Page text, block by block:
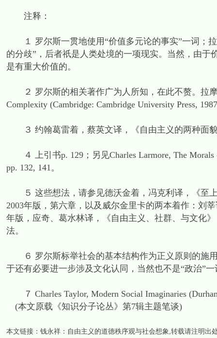
注释：
１ 罗尔斯一贯地使用“价值多元论的事实”一词；拉
的分歧”，后者祇是人类处境的一项现实。当然，由
是有重大价值的。
２ 罗尔斯的相关著作广为人所知，在此不赘。拉摩
Complexity (Cambridge: Cambridge University Press,
３ 约翰葛雷着，蔡英文译，《自由主义的两种面貌
４ 上引书p. 129；另见Charles Larmore, The Morals
pp. 132, 141。
５ 这些想法，请参见德沃金着，冯克利译，《至
2003年版，第六章，以及威尔金里卡的两本着作：刘
年版，应奇、葛水林译，《自由主义、社群、与文化
法。
６ 罗尔斯标举社会的基本结构作为正义原则的施用
于还有必要进一步涉及文化认同，当然也不是“政治”
７ Charles Taylor, Modern Social Imaginaries
(本文原载《知识分子论丛》第7辑主题笔谈)
本文链接： 钱永祥：自由主义的道德秩序观与社会想象,转载请注明出